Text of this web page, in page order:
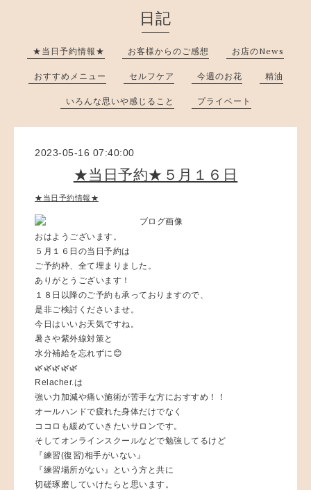
日記
★当日予約情報★ お客様からのご感想 お店のNews
おすすめメニュー セルフケア 今週のお花 精油
いろんな思いや感じること プライベート
2023-05-16 07:40:00
★当日予約★５月１６日
★当日予約情報★
おはようございます。
５月１６日の当日予約は
ご予約枠、全て埋まりました。
ありがとうございます！
１８日以降のご予約も承っておりますので、
是非ご検討くださいませ。
今日はいいお天気ですね。
暑さや紫外線対策と
水分補給を忘れずに😊
🌿🌿🌿🌿🌿
Relacher.は
強い力加減や痛い施術が苦手な方におすすめ！！
オールハンドで疲れた身体だけでなく
ココロも緩めていきたいサロンです。
そしてオンラインスクールなどで勉強してるけど
『練習(復習)相手がいない』
『練習場所がない』という方と共に
切磋琢磨していけたらと思います。